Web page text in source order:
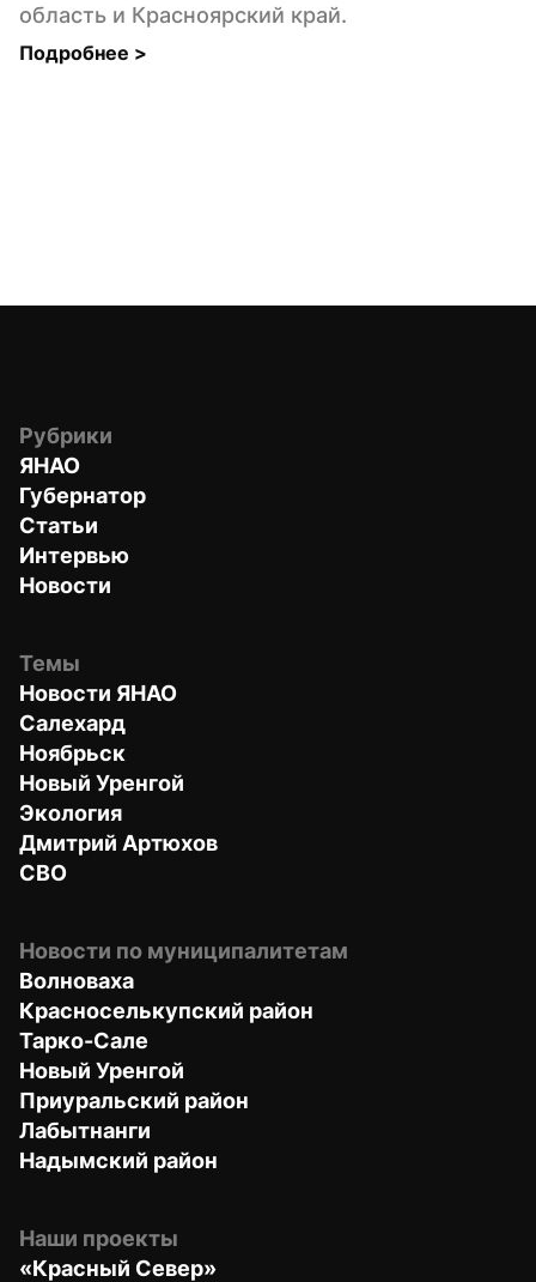
область и Красноярский край.
Подробнее >
Рубрики
ЯНАО
Губернатор
Статьи
Интервью
Новости
Темы
Новости ЯНАО
Салехард
Ноябрьск
Новый Уренгой
Экология
Дмитрий Артюхов
СВО
Новости по муниципалитетам
Волноваха
Красноселькупский район
Тарко-Сале
Новый Уренгой
Приуральский район
Лабытнанги
Надымский район
Наши проекты
«Красный Север»